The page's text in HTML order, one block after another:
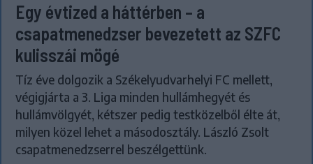
Egy évtized a háttérben – a
csapatmenedzser bevezetett az SZFC
kulisszái mögé
Tíz éve dolgozik a Székelyudvarhelyi FC mellett,
végigjárta a 3. Liga minden hullámhegyét és
hullámvölgyét, kétszer pedig testközelből élte át,
milyen közel lehet a másodosztály. László Zsolt
csapatmenedzserrel beszélgettünk.